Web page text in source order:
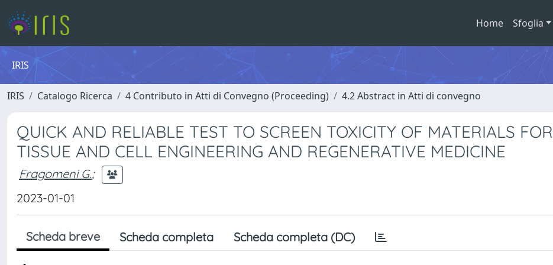
Home Sfoglia
IRIS
IRIS Catalogo Ricerca 4 Contributo in Atti di Convegno (Proceeding) 4.2 Abstract in Atti di convegno
QUICK AND RELIABLE TEST TO SCREEN TOXICITY OF MATERIALS FOR
TISSUE AND CELL ENGINEERING AND REGENERATIVE MEDICINE
Fragomeni G.;
2023-01-01
Scheda breve Scheda completa Scheda completa (DC)